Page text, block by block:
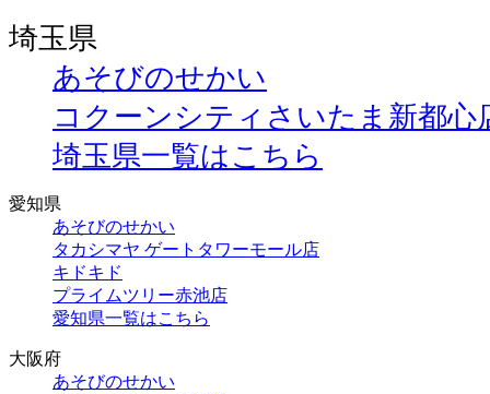
埼玉県
あそびのせかい
コクーンシティさいたま新都心
埼玉県一覧はこちら
愛知県
あそびのせかい
タカシマヤ ゲートタワーモール店
キドキド
プライムツリー赤池店
愛知県一覧はこちら
大阪府
あそびのせかい